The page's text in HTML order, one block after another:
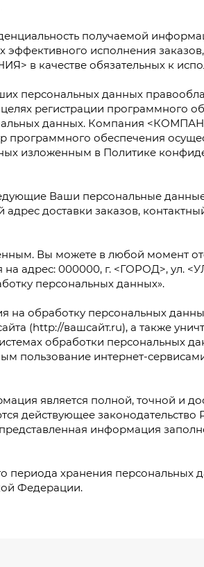
получаемой
эффективного исполнения
в качестве обязательных к
персональных данных
регистрации программного
данных. Компания
программного обеспечения
изложенным в Политике
Ваши персональные
доставки заказов,
Вы можете в любой момент
на адрес: 000000, г. <ГОРОД>, ул.
персональных данных».
обработку персональных
(http://вашсайт.ru), а также
обработки персональных
пользование интернет-
является полной, точной и
действующее законодательство
информация
периода хранения персональных
Федерации.